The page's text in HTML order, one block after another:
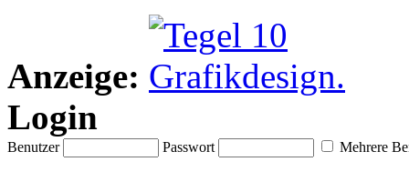
Anzeige:
Login
Benutzer Passwort Mehrere